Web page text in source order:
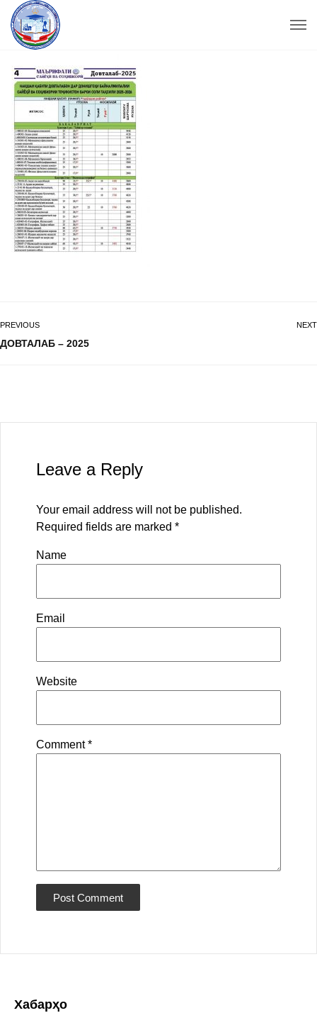
PREVIOUS
ДОВТАЛАБ – 2025
NEXT
Leave a Reply
Your email address will not be published.
Required fields are marked *
Name
Email
Website
Comment*
Хабарҳо